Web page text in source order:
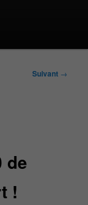
Suivant →
de
!